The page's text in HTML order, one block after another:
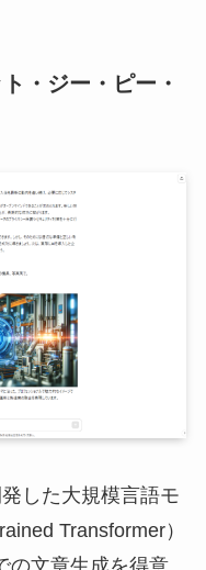
・ジー・ピー・
した大規模言語モ
Transformer）